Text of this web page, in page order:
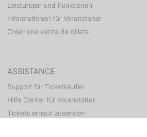
Leistungen und Funktionen
Informationen für Veranstalter
Créer une vente de billets
ASSISTANCE
Support für Ticketkäufer
Hilfe Center für Veranstalter
Tickets erneut zusenden